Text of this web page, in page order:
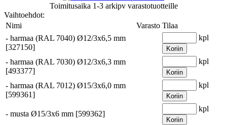
Toimitusaika 1-3 arkipvvarastotuotteille
Vaihtoehdot:
Nimi
Varasto Tilaa
- harmaa (RAL 7040) Ø12/3x6,5 mm
[327150]
kpl
Koriin
- harmaa (RAL 7030) Ø12/3x6,3 mm
[493377]
kpl
Koriin
- harmaa (RAL 7012) Ø15/3x6,0 mm
[599361]
kpl
Koriin
- musta Ø15/3x6 mm [599362]
kpl
Koriin